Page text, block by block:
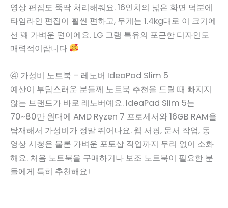
영상 편집도 뚝딱 처리해줘요. 16인치의 넓은 화면 덕분에
타임라인 편집이 훨씬 편하고, 무게는 1.4kg대로 이 크기에
선 꽤 가벼운 편이에요. LG 그램 특유의 포근한 디자인도
매력적이랍니다
④ 가성비 노트북 – 레노버 IdeaPad Slim 5
예산이 부담스러운 분들께 노트북 추천을 드릴 때 빠지지
않는 브랜드가 바로 레노버예요. IdeaPad Slim 5는
70~80만 원대에 AMD Ryzen 7 프로세서와 16GB RAM을
탑재해서 가성비가 정말 뛰어나요. 웹 서핑, 문서 작업, 동
영상 시청은 물론 가벼운 포토샵 작업까지 무리 없이 소화
해요. 처음 노트북을 구매하거나 보조 노트북이 필요한 분
들에게 특히 추천해요!